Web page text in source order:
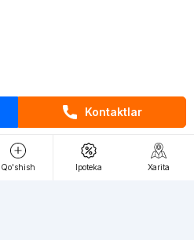
Kontaktlar
Qo'shish Ipoteka Xarita